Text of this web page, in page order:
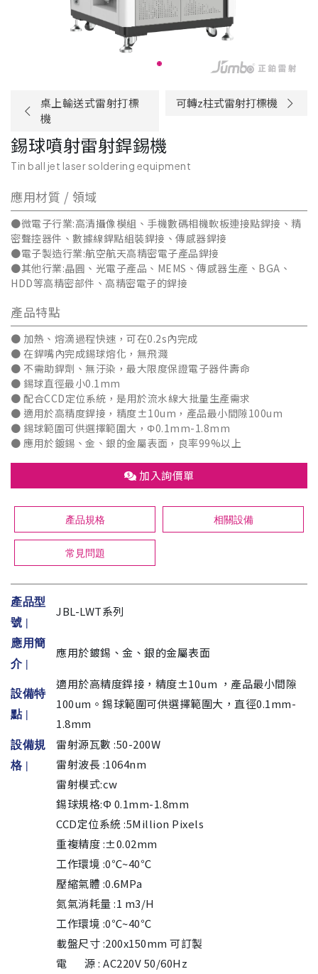
桌上輸送式雷射打標
機
可轉z柱式雷射打標機
錫球噴射雷射銲錫機
Tin ball jet laser soldering equipment
應用材質 / 領域
●微電子行業:高清攝像模組、手機數碼相機軟板連接點銲接、精
密聲控器件、數據線銲點組裝銲接、傳感器銲接
●電子製造行業:航空航天高精密電子產品銲接
●其他行業:晶圓、光電子產品、MEMS、傳感器生產、BGA、
HDD等高精密部件、高精密電子的銲接
產品特點
● 加熱、熔滴過程快速，可在0.2s內完成
● 在銲嘴內完成錫球熔化，無飛濺
● 不需助銲劑、無汙染，最大限度保證電子器件壽命
● 錫球直徑最小0.1mm
● 配合CCD定位系統，是用於流水線大批量生產需求
● 適用於高精度銲接，精度±10um，產品最小間隙100um
● 錫球範圍可供選擇範圍大，Φ0.1mm-1.8mm
● 應用於鍍錫、金、銀的金屬表面，良率99%以上
加入詢價單
產品規格 相關設備
常見問題
產品型
號 |
JBL-LWT系列
應用簡
介 |
應用於鍍錫、金、銀的金屬表面
設備特
點 |
適用於高精度銲接，精度±10um ，產品最小間隙
100um。錫球範圍可供選擇範圍大，直徑0.1mm-
1.8mm
設備規
格 |
雷射源瓦數 :50-200W
雷射波長 :1064nm
雷射模式:cw
錫球規格:Φ 0.1mm-1.8mm
CCD定位系統 :5Million Pixels
重複精度 :±0.02mm
工作環境 :0℃~40℃
壓縮氣體 :0.6MPa
氮氣消耗量 :1 m3/H
工作環境 :0℃~40℃
載盤尺寸 :200x150mm 可訂製
電 源 : AC220V 50/60Hz